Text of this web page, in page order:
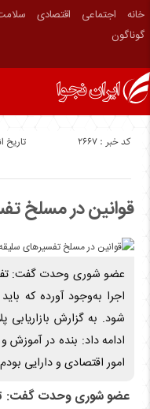
خانه اجتماعی اقتصادی
گوناگون
تاریخ کد خبر : 2667
قوانین در مسلخ
عضو شوری وحدت گفت:
اجرا به‌وجود آورده که
شود. به گزارش
ادامه داد: بنده در
امور اقتصادی و دارایی
عضو شوری وحدت گفت: